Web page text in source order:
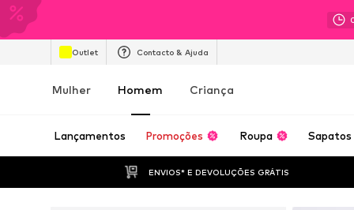
Outlet Contacto & Ajuda
Mulher Homem Criança
Lançamentos Promoções Roupa Sapatos
ENVIOS* E DEVOLUÇÕES GRÁTIS